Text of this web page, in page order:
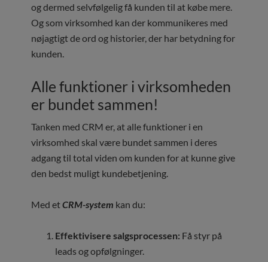
og dermed selvfølgelig få kunden til at købe mere.
Og som virksomhed kan der kommunikeres med
nøjagtigt de ord og historier, der har betydning for
kunden.
Alle funktioner i virksomheden
er bundet sammen!
Tanken med CRM er, at alle funktioner i en
virksomhed skal være bundet sammen i deres
adgang til total viden om kunden for at kunne give
den bedst muligt kundebetjening.
Med etCRM-system kan du:
Effektivisere salgsprocessen: Få styr på
leads og opfølgninger.